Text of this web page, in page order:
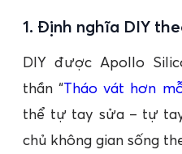
1. Định nghĩa DIY
DIY được Apollo
thần “Tháo vát hơn
thể tự tay sửa – tự
chủ không gian sống